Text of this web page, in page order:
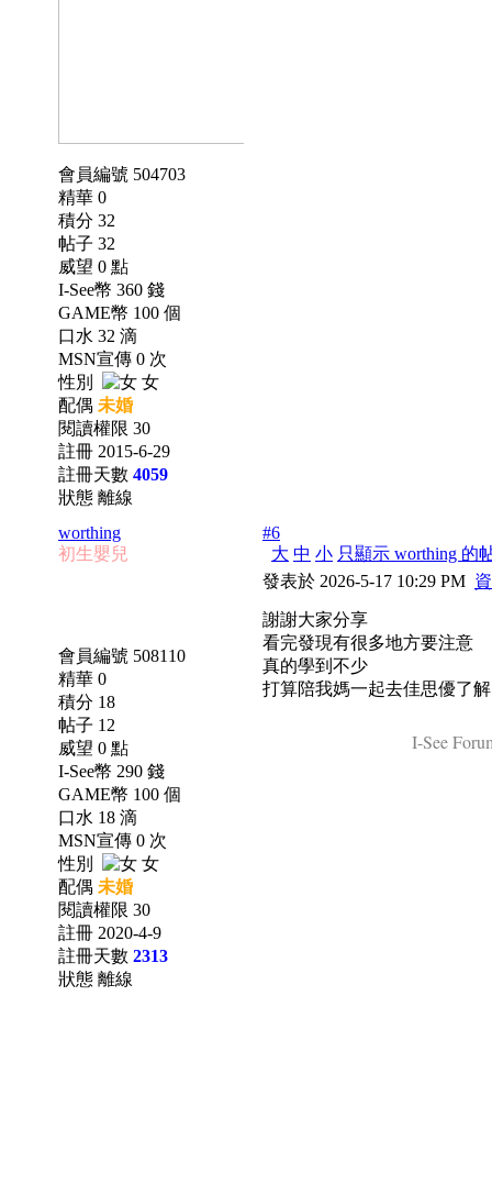
會員編號 504703
精華 0
積分 32
帖子 32
威望 0 點
I-See幣 360 錢
GAME幣 100 個
口水 32 滴
MSN宣傳 0 次
性別
女
配偶 未婚
閱讀權限 30
註冊 2015-6-29
註冊天數 4059
狀態 離線
worthing
初生嬰兒
會員編號 508110
精華 0
積分 18
帖子 12
威望 0 點
I-See幣 290 錢
GAME幣 100 個
口水 18 滴
MSN宣傳 0 次
性別
女
配偶 未婚
閱讀權限 30
註冊 2020-4-9
註冊天數 2313
狀態 離線
#6
大 中 小 只顯示 worthing 的
發表於 2026-5-17 10:29 PM
謝謝大家分享
看完發現有很多地方要注意
真的學到不少
打算陪我媽一起去佳思優了解
I-See